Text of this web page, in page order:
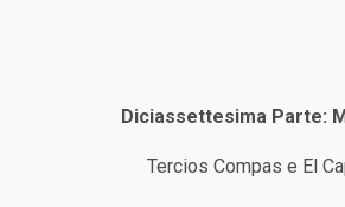
Diciassettesima Parte:
Tercios Compas e El